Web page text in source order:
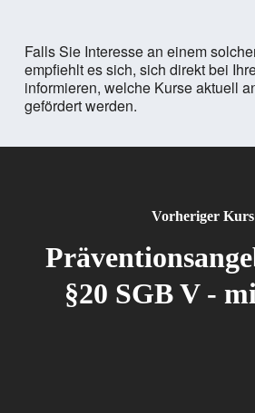
Falls Sie Interesse an einem
empfiehlt es sich, sich direkt bei
informieren, welche Kurse aktuell
gefördert werden.
Vorheriger Kurs
§20 SGB V -